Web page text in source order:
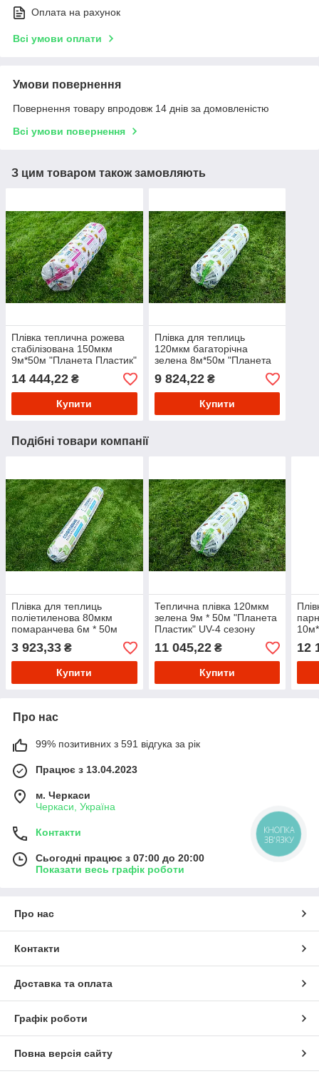
Оплата на рахунок
Всі умови оплати
Умови повернення
Повернення товару впродовж 14 днів за домовленістю
Всі умови повернення
З цим товаром також замовляють
Плівка теплична рожева
стабілізована 150мкм
9м*50м "Планета Пластик"
UV-6 сезонів плівка для
оранжереї
14 444,22 ₴
Купити
Плівка для теплиць
120мкм багаторічна
зелена 8м*50м "Планета
Пластик" UV-4 сезону
плівка для парника
9 824,22₴
Купити
Подібні товари компанії
Плівка для теплиць
поліетиленова 80мкм
помаранчева 6м * 50м
стабілізація 24 місяці
парник
3 923,33 ₴
Купити
Теплична плівка 120мкм
зелена 9м * 50м "Планета
Пластик" UV-4 сезону
поліетиленова плівка для
теплиць
11 045,22₴
Купити
12
Про нас
99% позитивних з 591 відгука за рік
Працює з 13.04.2023
м. Черкаси
Черкаси, Україна
Контакти
Сьогодні працює з 07:00 до 20:00
Показати весь графік роботи
Про нас
Контакти
Доставка та оплата
Графік роботи
Повна версія сайту
КНОПКА
ЗВ'ЯЗКУ